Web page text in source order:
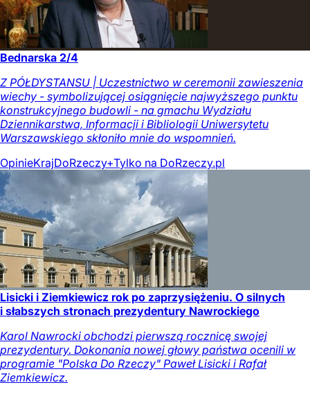
Bednarska 2/4
Z PÓŁDYSTANSU | Uczestnictwo w ceremonii zawieszenia
wiechy - symbolizującej osiągnięcie najwyższego punktu
konstrukcyjnego budowli - na gmachu Wydziału
Dziennikarstwa, Informacji i Bibliologii Uniwersytetu
Warszawskiego skłoniło mnie do wspomnień.
OpinieKrajDoRzeczy+Tylko na DoRzeczy.pl
Lisicki i Ziemkiewicz rok po zaprzysiężeniu. O silnych
i słabszych stronach prezydentury Nawrockiego
Karol Nawrocki obchodzi pierwszą rocznicę swojej
prezydentury. Dokonania nowej głowy państwa ocenili w
programie "Polska Do Rzeczy" Paweł Lisicki i Rafał
Ziemkiewicz.